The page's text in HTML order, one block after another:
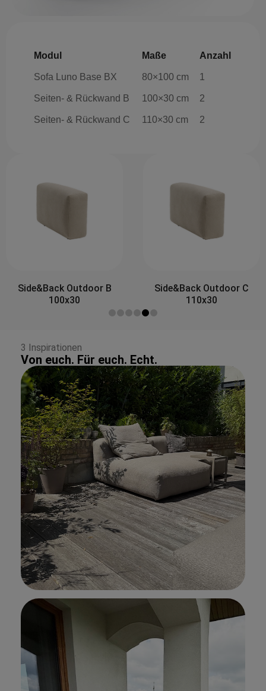
Modul Maße Anzahl
Sofa Luno Base BX 80×100 cm 1
Seiten- & Rückwand B 100×30 cm 2
Seiten- & Rückwand C 110×30 cm 2
Side&Back Outdoor B
100x30
Side&Back Outdoor C
110x30
3 Inspirationen
Von euch. Für euch. Echt.